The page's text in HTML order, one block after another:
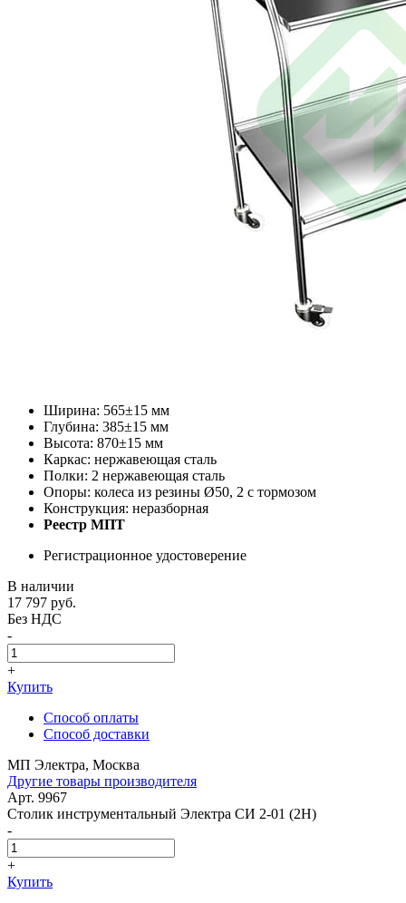
Ширина: 565±15 мм
Глубина: 385±15 мм
Высота: 870±15 мм
Каркас: нержавеющая сталь
Полки: 2 нержавеющая сталь
Опоры: колеса из резины Ø50, 2 с тормозом
Конструкция: неразборная
Реестр МПТ
Регистрационное удостоверение
В наличии
17 797 руб.
Без НДС
-
+
Купить
Способ оплаты
Способ доставки
МП Электра, Москва
Другие товары производителя
Арт. 9967
Столик инструментальный Электра СИ 2-01 (2Н)
-
+
Купить